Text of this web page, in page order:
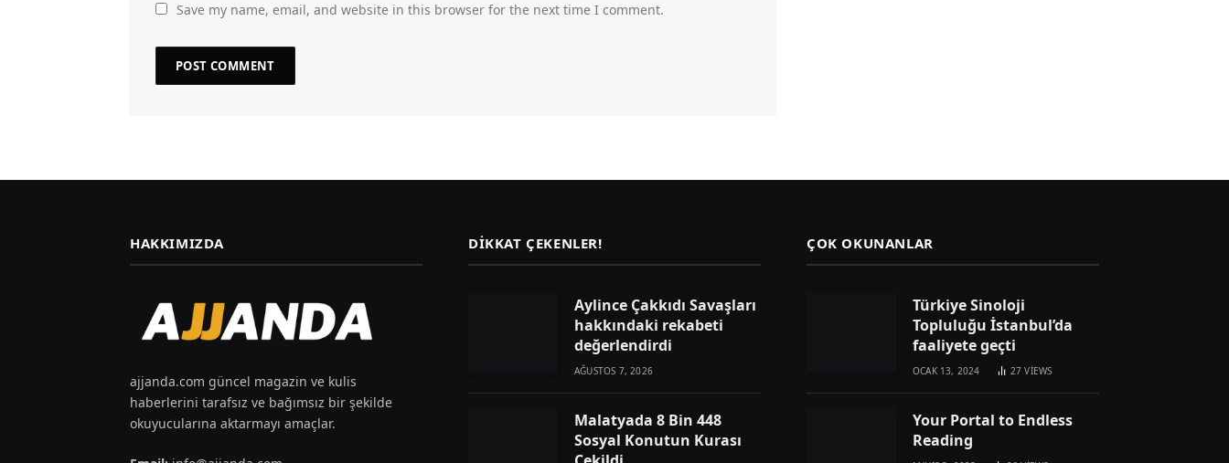
Save my name, email, and website in this browser for the next time I comment.
HAKKIMIZDA
ajjanda.com güncel magazin ve kulis
haberlerini tarafsız ve bağımsız bir şekilde
okuyucularına aktarmayı amaçlar.
DIKKAT ÇEKENLER!
Aylince Çakkıdı Savaşları
hakkındaki rekabeti
değerlendirdi
AĞUSTOS 7, 2026
Malatyada 8 Bin 448
Sosyal Konutun Kurası
ÇOK OKUNANLAR
Türkiye Sinoloji
Topluluğu İstanbul’da
faaliyete geçti
OCAK 13, 2024 27VIEWS
Your Portal to Endless
Reading